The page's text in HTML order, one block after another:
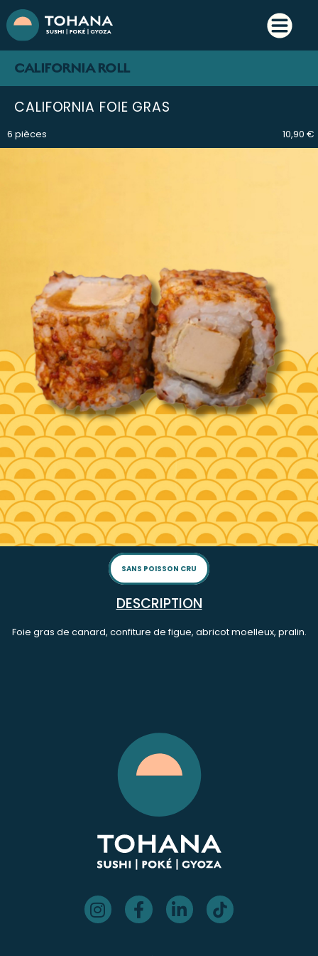
CALIFORNIA ROLL
CALIFORNIA FOIE GRAS
6 pièces 10,90 €
SANS POISSON CRU
DESCRIPTION
Foie gras de canard, confiture de figue, abricot moelleux, pralin.